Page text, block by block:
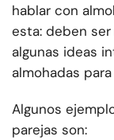
hablar con
esta: deben
algunas ideas
almohadas
Algunos
parejas son: